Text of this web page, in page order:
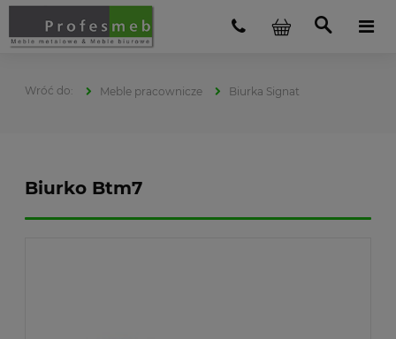
Meble pracownicze Biurka Signat
Biurko Btm7